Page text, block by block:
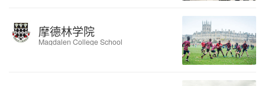
摩德林学院
Magdalen College School